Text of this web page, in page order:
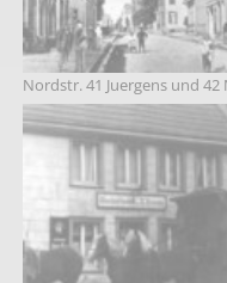
Nordstr. 41 Juergens und